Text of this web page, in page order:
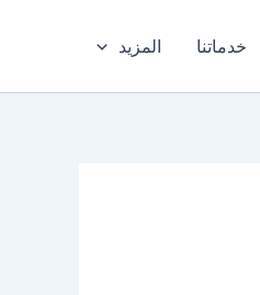
خدماتنا المزيد